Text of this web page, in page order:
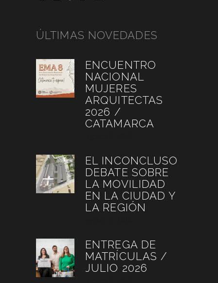
ÚLTIMAS NOVEDADES
ENCUENTRO
NACIONAL
MUJERES
ARQUITECTAS
2026 /
CATAMARCA
EL INCONCLUSO
DEBATE SOBRE
LA MOVILIDAD
EN LA CIUDAD Y
LA REGIÓN
ENTREGA DE
MATRÍCULAS /
JULIO 2026